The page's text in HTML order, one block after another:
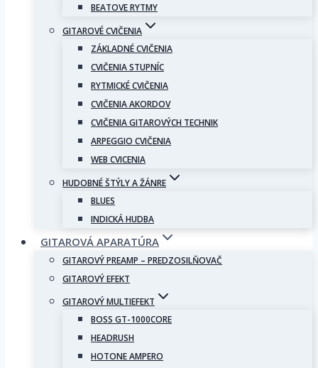
BEATOVE RYTMY
GITAROVÉ CVIČENIA
ZÁKLADNÉ CVIČENIA
CVIČENIA STUPNÍC
RYTMICKÉ CVIČENIA
CVIČENIA AKORDOV
CVIČENIA GITAROVÝCH TECHNIK
ARPEGGIO CVIČENIA
WEB CVICENIA
HUDOBNÉ ŠTÝLY A ŽÁNRE
BLUES
INDICKÁ HUDBA
GITAROVÁ APARATÚRA
GITAROVÝ PREAMP – PREDZOSILŇOVAČ
GITAROVÝ EFEKT
GITAROVÝ MULTIEFEKT
BOSS GT-1000CORE
HEADRUSH
HOTONE AMPERO